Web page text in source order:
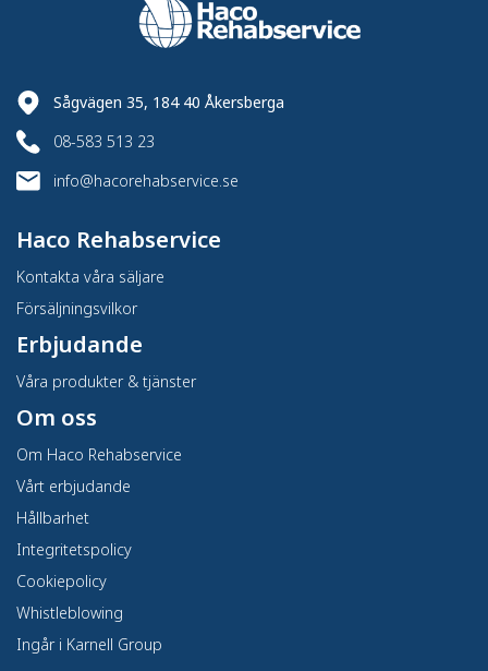
Sågvägen 35, 184 40 Åkersberga
08-583 513 23
info@hacorehabservice.se
Haco Rehabservice
Kontakta våra säljare
Försäljningsvilkor
Erbjudande
Våra produkter & tjänster
Om oss
Om Haco Rehabservice
Vårt erbjudande
Hållbarhet
Integritetspolicy
Cookiepolicy
Whistleblowing
Ingår i Karnell Group